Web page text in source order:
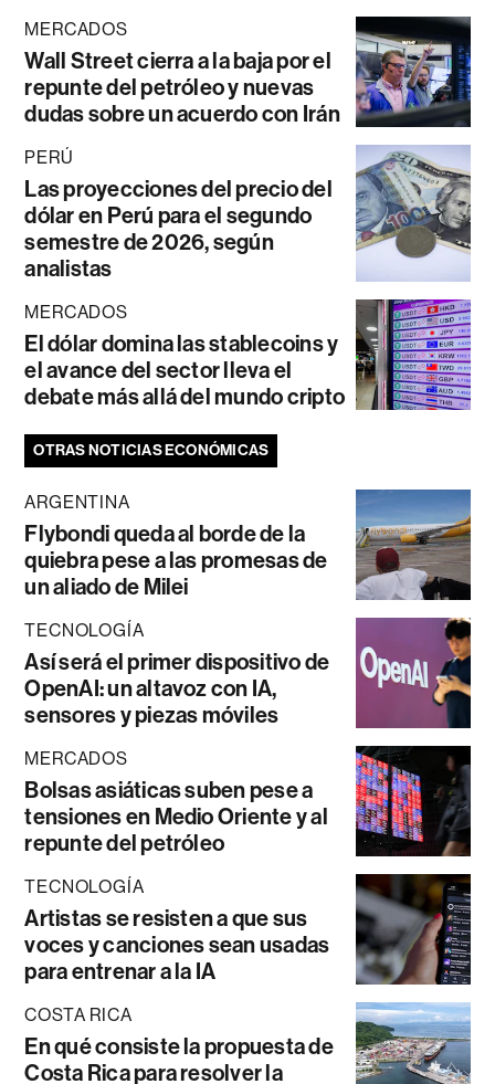
MERCADOS
Wall Street cierra a la baja por el
repunte del petróleo y nuevas
dudas sobre un acuerdo con Irán
PERÚ
Las proyecciones del precio del
dólar en Perú para el segundo
semestre de 2026, según
analistas
MERCADOS
El dólar domina las stablecoins y
el avance del sector lleva el
debate más allá del mundo cripto
OTRAS NOTICIAS ECONÓMICAS
ARGENTINA
Flybondi queda al borde de la
quiebra pese a las promesas de
un aliado de Milei
TECNOLOGÍA
Así será el primer dispositivo de
OpenAI: un altavoz con IA,
sensores y piezas móviles
MERCADOS
Bolsas asiáticas suben pese a
tensiones en Medio Oriente y al
repunte del petróleo
TECNOLOGÍA
Artistas se resisten a que sus
voces y canciones sean usadas
para entrenar a la IA
COSTA RICA
En qué consiste la propuesta de
Costa Rica para resolver la